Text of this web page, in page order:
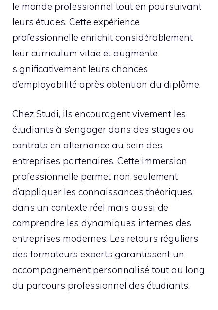
le monde professionnel tout en poursuivant
leurs études. Cette expérience
professionnelle enrichit considérablement
leur curriculum vitae et augmente
significativement leurs chances
d’employabilité après obtention du diplôme.
Chez Studi, ils encouragent vivement les
étudiants à s’engager dans des stages ou
contrats en alternance au sein des
entreprises partenaires. Cette immersion
professionnelle permet non seulement
d’appliquer les connaissances théoriques
dans un contexte réel mais aussi de
comprendre les dynamiques internes des
entreprises modernes. Les retours réguliers
des formateurs experts garantissent un
accompagnement personnalisé tout au long
du parcours professionnel des étudiants.